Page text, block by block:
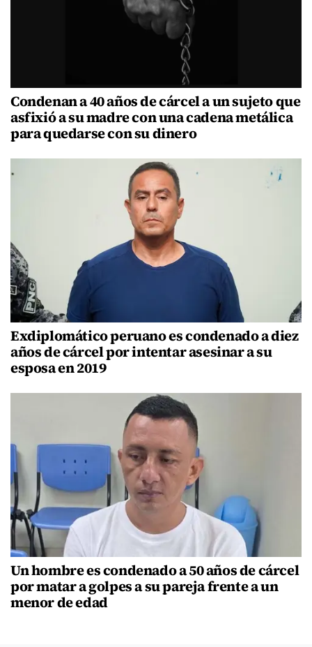
Condenan a 40 años de cárcel a un sujeto que
asfixió a su madre con una cadena metálica
para quedarse con su dinero
Exdiplomático peruano es condenado a diez
años de cárcel por intentar asesinar a su
esposa en 2019
Un hombre es condenado a 50 años de cárcel
por matar a golpes a su pareja frente a un
menor de edad